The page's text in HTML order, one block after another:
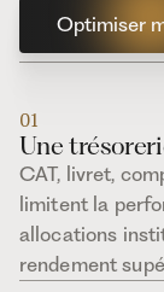
Optimiser
01
Une
CAT, livret,
limitent la
allocations
rendement